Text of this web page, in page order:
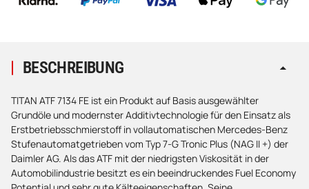
BESCHREIBUNG
TITAN ATF 7134 FE ist ein Produkt auf Basis ausgewählter
Grundöle und modernster Additivtechnologie für den Einsatz als
Erstbetriebsschmierstoff in vollautomatischen Mercedes-Benz
Stufenautomatgetrieben vom Typ 7-G Tronic Plus (NAG II +) der
Daimler AG. Als das ATF mit der niedrigsten Viskosität in der
Automobilindustrie besitzt es ein beeindruckendes Fuel Economy